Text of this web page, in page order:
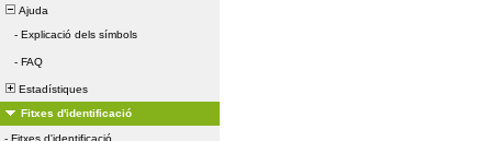
Ajuda
- Explicació dels símbols
- FAQ
Estadístiques
Fitxes d'identificació
- Fitxes d'identificació